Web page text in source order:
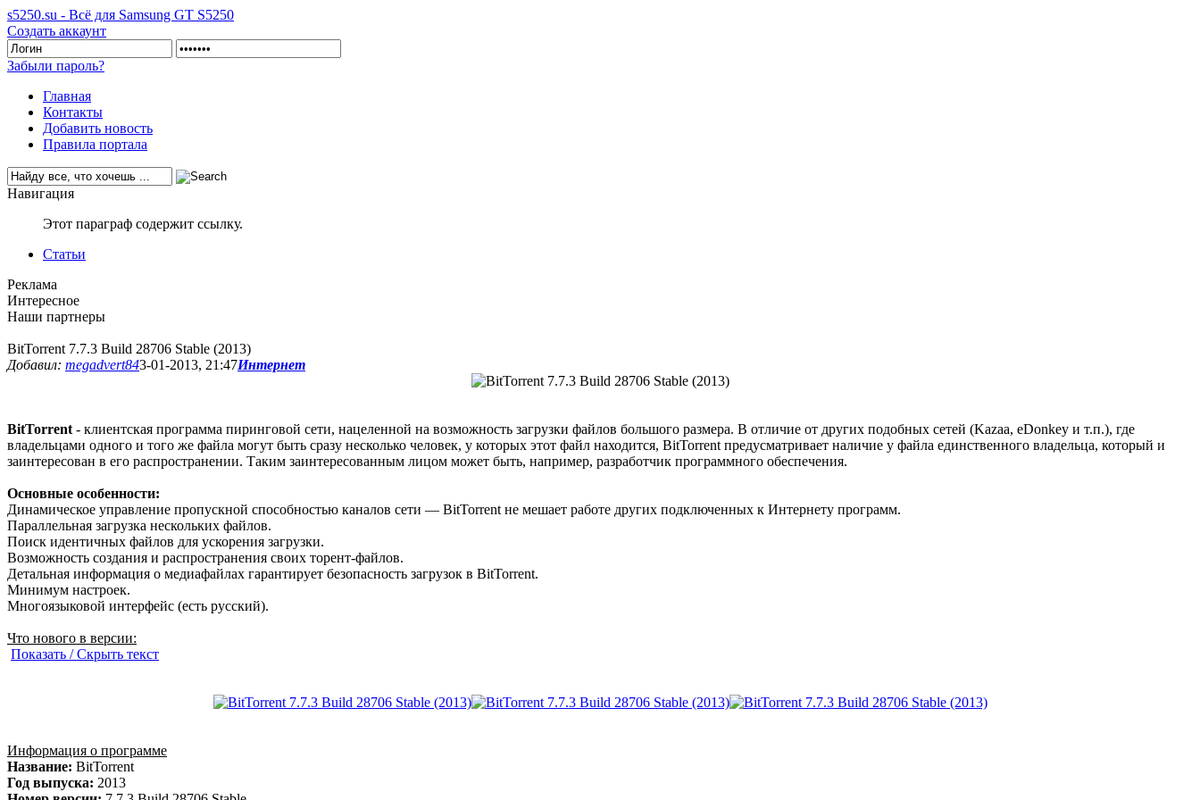
s5250.su - Всё для Samsung GT S5250
Создать аккаунт
Забыли пароль?
Главная
Контакты
Добавить новость
Правила портала
Навигация
Этот параграф содержит ссылку.
Статьи
Реклама
Интересное
Наши партнеры
BitTorrent 7.7.3 Build 28706 Stable (2013)
Добавил: megadvert843-01-2013, 21:47Интернет
BitTorrent - клиентская программа пиринговой сети, нацеленной на возможность загрузки файлов большого размера. В отличие от других подобных сетей (Kazaa, eDonkey и т.п.), где
владельцами одного и того же файла могут быть сразу несколько человек, у которых этот файл находится, BitTorrent предусматривает наличие у файла единственного владельца, который и
заинтересован в его распространении. Таким заинтересованным лицом может быть, например, разработчик программного обеспечения.
Основные особенности:
Динамическое управление пропускной способностью каналов сети — BitTorrent не мешает работе других подключенных к Интернету программ.
Параллельная загрузка нескольких файлов.
Поиск идентичных файлов для ускорения загрузки.
Возможность создания и распространения своих торент-файлов.
Детальная информация о медиафайлах гарантирует безопасность загрузок в BitTorrent.
Минимум настроек.
Многоязыковой интерфейс (есть русский).
Что нового в версии:
Показать / Скрыть текст
Информация о программе
Название: BitTorrent
Год выпуска: 2013